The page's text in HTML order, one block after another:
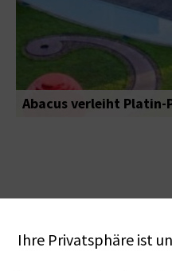
Abacus verleiht
Ihre Privatsphäre ist